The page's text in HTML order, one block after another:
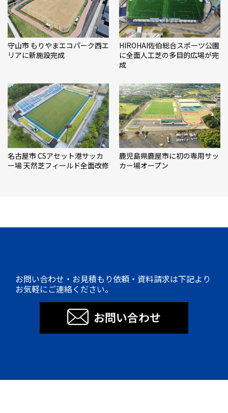
守山市 もりやまエコパーク西エ
リアに新施設完成
HIROHAI佐伯総合スポーツ公園
に全面人工芝の多目的広場が完
成
名古屋市 CSアセット港サッカ
ー場 天然芝フィールド全面改修
鹿児島県鹿屋市に初の専用サッ
カー場オープン
お問い合わせ・お見積もり依頼・資料請求は下記より
お気軽にご連絡ください。
お問い合わせ